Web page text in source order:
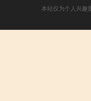
本站仅为个人兴趣